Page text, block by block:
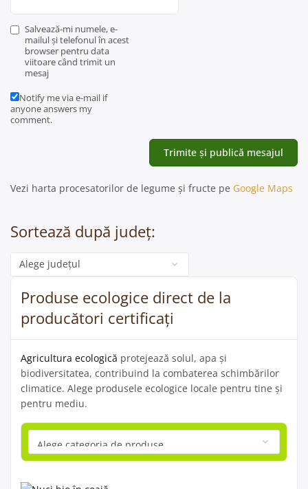
Salvează-mi numele, e-
mailul și telefonul în acest
browser pentru data
viitoare când trimit un
mesaj
Notify me via e-mail if
anyone answers my
comment.
Vezi harta procesatorilor de legume și fructe pe Google Maps
Sortează după județ:
Categorie
Produse ecologice direct de la
producători certificați
Agricultura ecologică protejează solul, apa și
biodiversitatea, contribuind la combaterea schimbărilor
climatice. Alege produsele ecologice locale pentru tine și
pentru mediu.